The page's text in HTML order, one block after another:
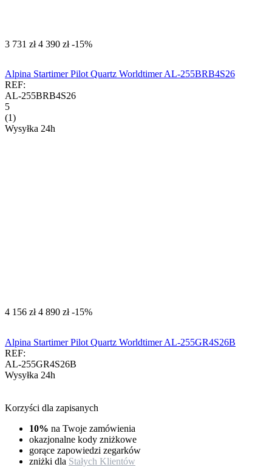
‍3 731‍ zł ‍4 390‍ zł -15%
Alpina Startimer Pilot Quartz Worldtimer AL-255BRB4S26
REF:
AL-255BRB4S26
5
(1)
Wysyłka 24h
‍4 156‍ zł ‍4 890‍ zł -15%
Alpina Startimer Pilot Quartz Worldtimer AL-255GR4S26B
REF:
AL-255GR4S26B
Wysyłka 24h
Korzyści dla zapisanych
10% na Twoje zamówienia
okazjonalne kody zniżkowe
gorące zapowiedzi zegarków
zniżki dla Stałych Klientów